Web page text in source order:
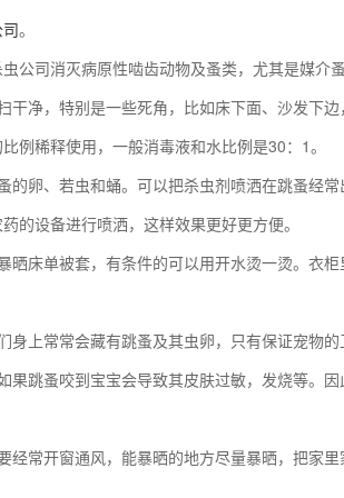
。
公司消灭病原性啮齿动物及蚤类，尤其是媒介蚤
净，特别是一些死角，比如床下面、沙发下
例稀释使用，一般消毒液和水比例是30：1。
卵、若虫和蛹。可以把杀虫剂喷洒在跳蚤经
的设备进行喷洒，这样效果更好更方便。
床单被套，有条件的可以用开水烫一烫。衣
上常常会藏有跳蚤及其虫卵，只有保证宠物的
跳蚤咬到宝宝会导致其皮肤过敏，发烧等。
常开窗通风，能暴晒的地方尽量暴晒，把家